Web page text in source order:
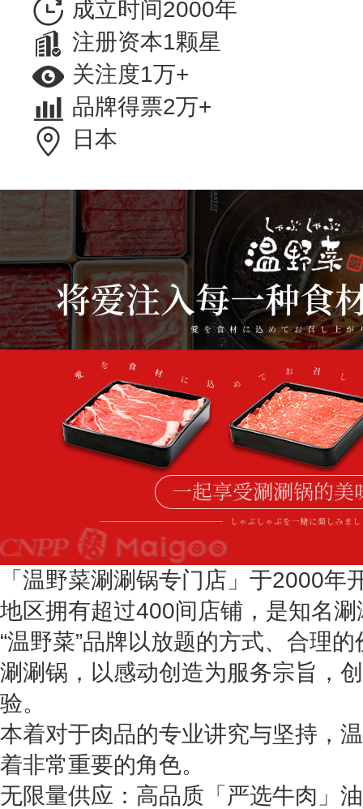
成立时间2000年
注册资本1颗星
关注度1万+
品牌得票2万+
日本
「温野菜涮涮锅专门店」于2000年
地区拥有超过400间店铺，是知名
“温野菜”品牌以放题的方式、合理
涮涮锅，以感动创造为服务宗旨，
验。
本着对于肉品的专业讲究与坚持，
着非常重要的角色。
无限量供应：高品质「严选牛肉」